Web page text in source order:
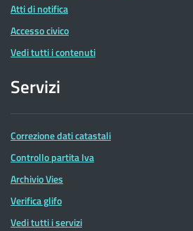
Atti di notifica
Accesso civico
Vedi tutti i contenuti
Servizi
Correzione dati catastali
Controllo partita Iva
Archivio Vies
Verifica glifo
Vedi tutti i servizi